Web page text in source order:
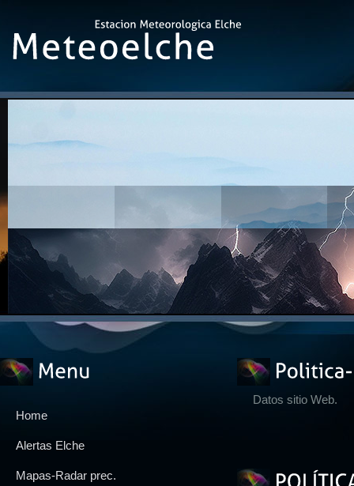
Datos sitio Web.
Home
Alertas Elche
Mapas-Radar prec.